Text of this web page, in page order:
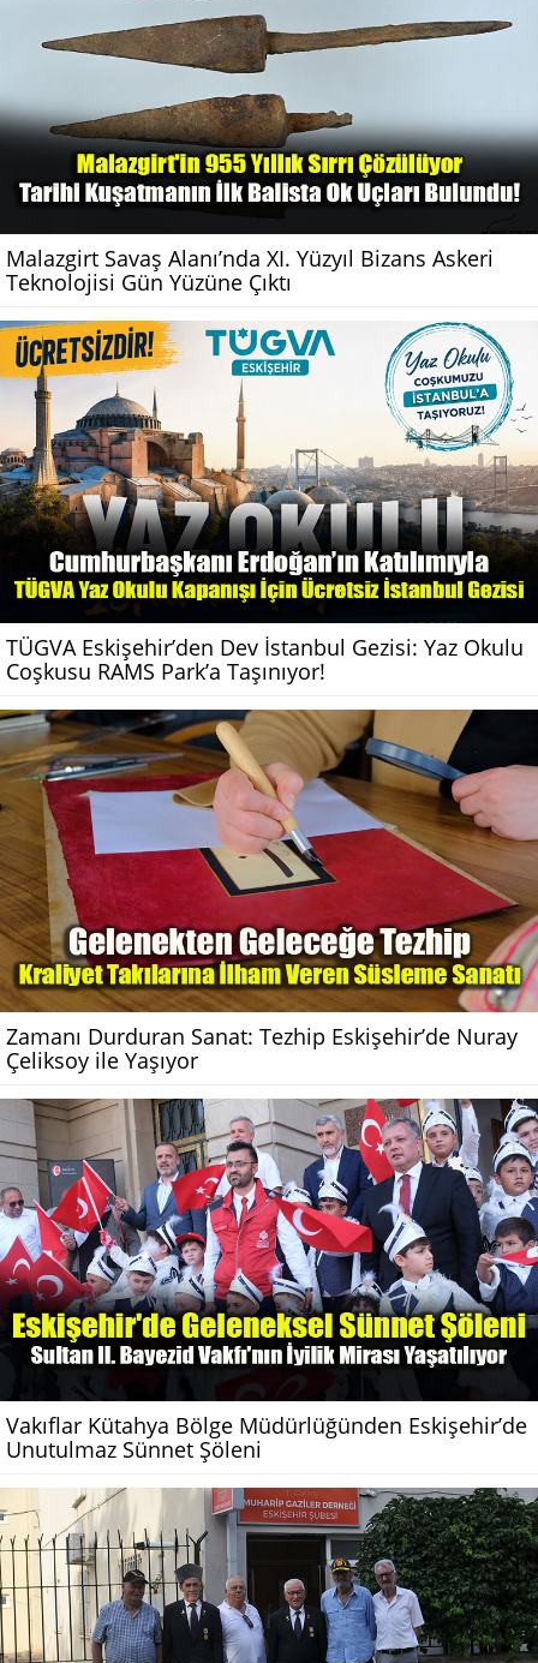
Malazgirt Savaş Alanı’nda XI. Yüzyıl Bizans Askeri
Teknolojisi Gün Yüzüne Çıktı
TÜGVA Eskişehir’den Dev İstanbul Gezisi: Yaz Okulu
Coşkusu RAMS Park’a Taşınıyor!
Zamanı Durduran Sanat: Tezhip Eskişehir’de Nuray
Çeliksoy ile Yaşıyor
Vakıflar Kütahya Bölge Müdürlüğünden Eskişehir’de
Unutulmaz Sünnet Şöleni